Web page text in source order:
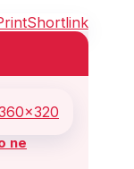
Shortlink
ne